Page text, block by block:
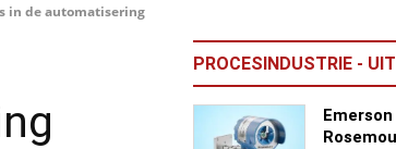
in de automatisering
PROCESINDUSTRIE -